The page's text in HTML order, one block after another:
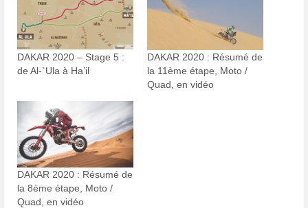
DAKAR 2020 – Stage 5 :
de Al-`Ula à Ha’il
DAKAR 2020 : Résumé de
la 11ème étape, Moto /
Quad, en vidéo
DAKAR 2020 : Résumé de
la 8ème étape, Moto /
Quad, en vidéo